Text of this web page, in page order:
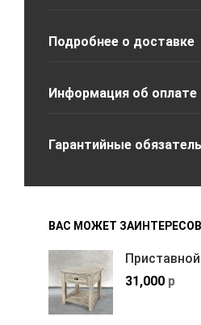
Подробнее о доставке
Информация об оплате
Гарантийные
ВАС МОЖЕТ
31,000 р